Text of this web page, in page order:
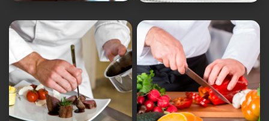

Cocinero

Ayudante de
cocina